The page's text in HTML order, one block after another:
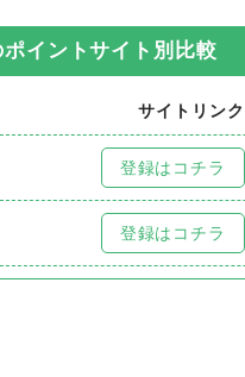
ポイントサイト別比較
サイトリンク
登録はコチラ
登録はコチラ